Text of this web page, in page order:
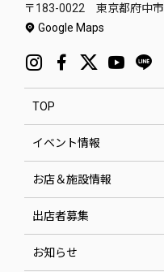
〒183-0022 東京都府中
Google Maps
TOP
イベント情報
お店＆施設情報
出店者募集
お知らせ